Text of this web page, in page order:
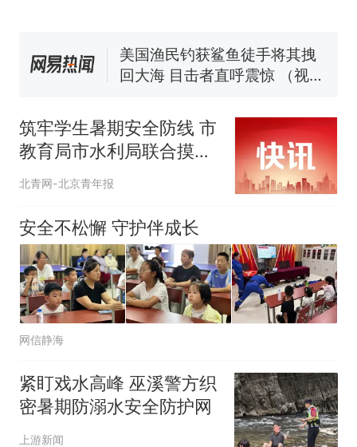
140多朵
美国渔民钓获鲨鱼徒手将其拽
回大海 目击者直呼震惊 （视频
官方通报
热
那个在床头放菜刀的女孩，
因老师一句“跟我回家”改写了
筑牢学生暑期安全防线 市
教育局市水利局联合摸排
溺水危险水域
北青网-北京青年报
安全不松懈 守护伴成长
网信静海
紧盯戏水高峰 巫溪警方织
密暑期防溺水安全防护网
上游新闻